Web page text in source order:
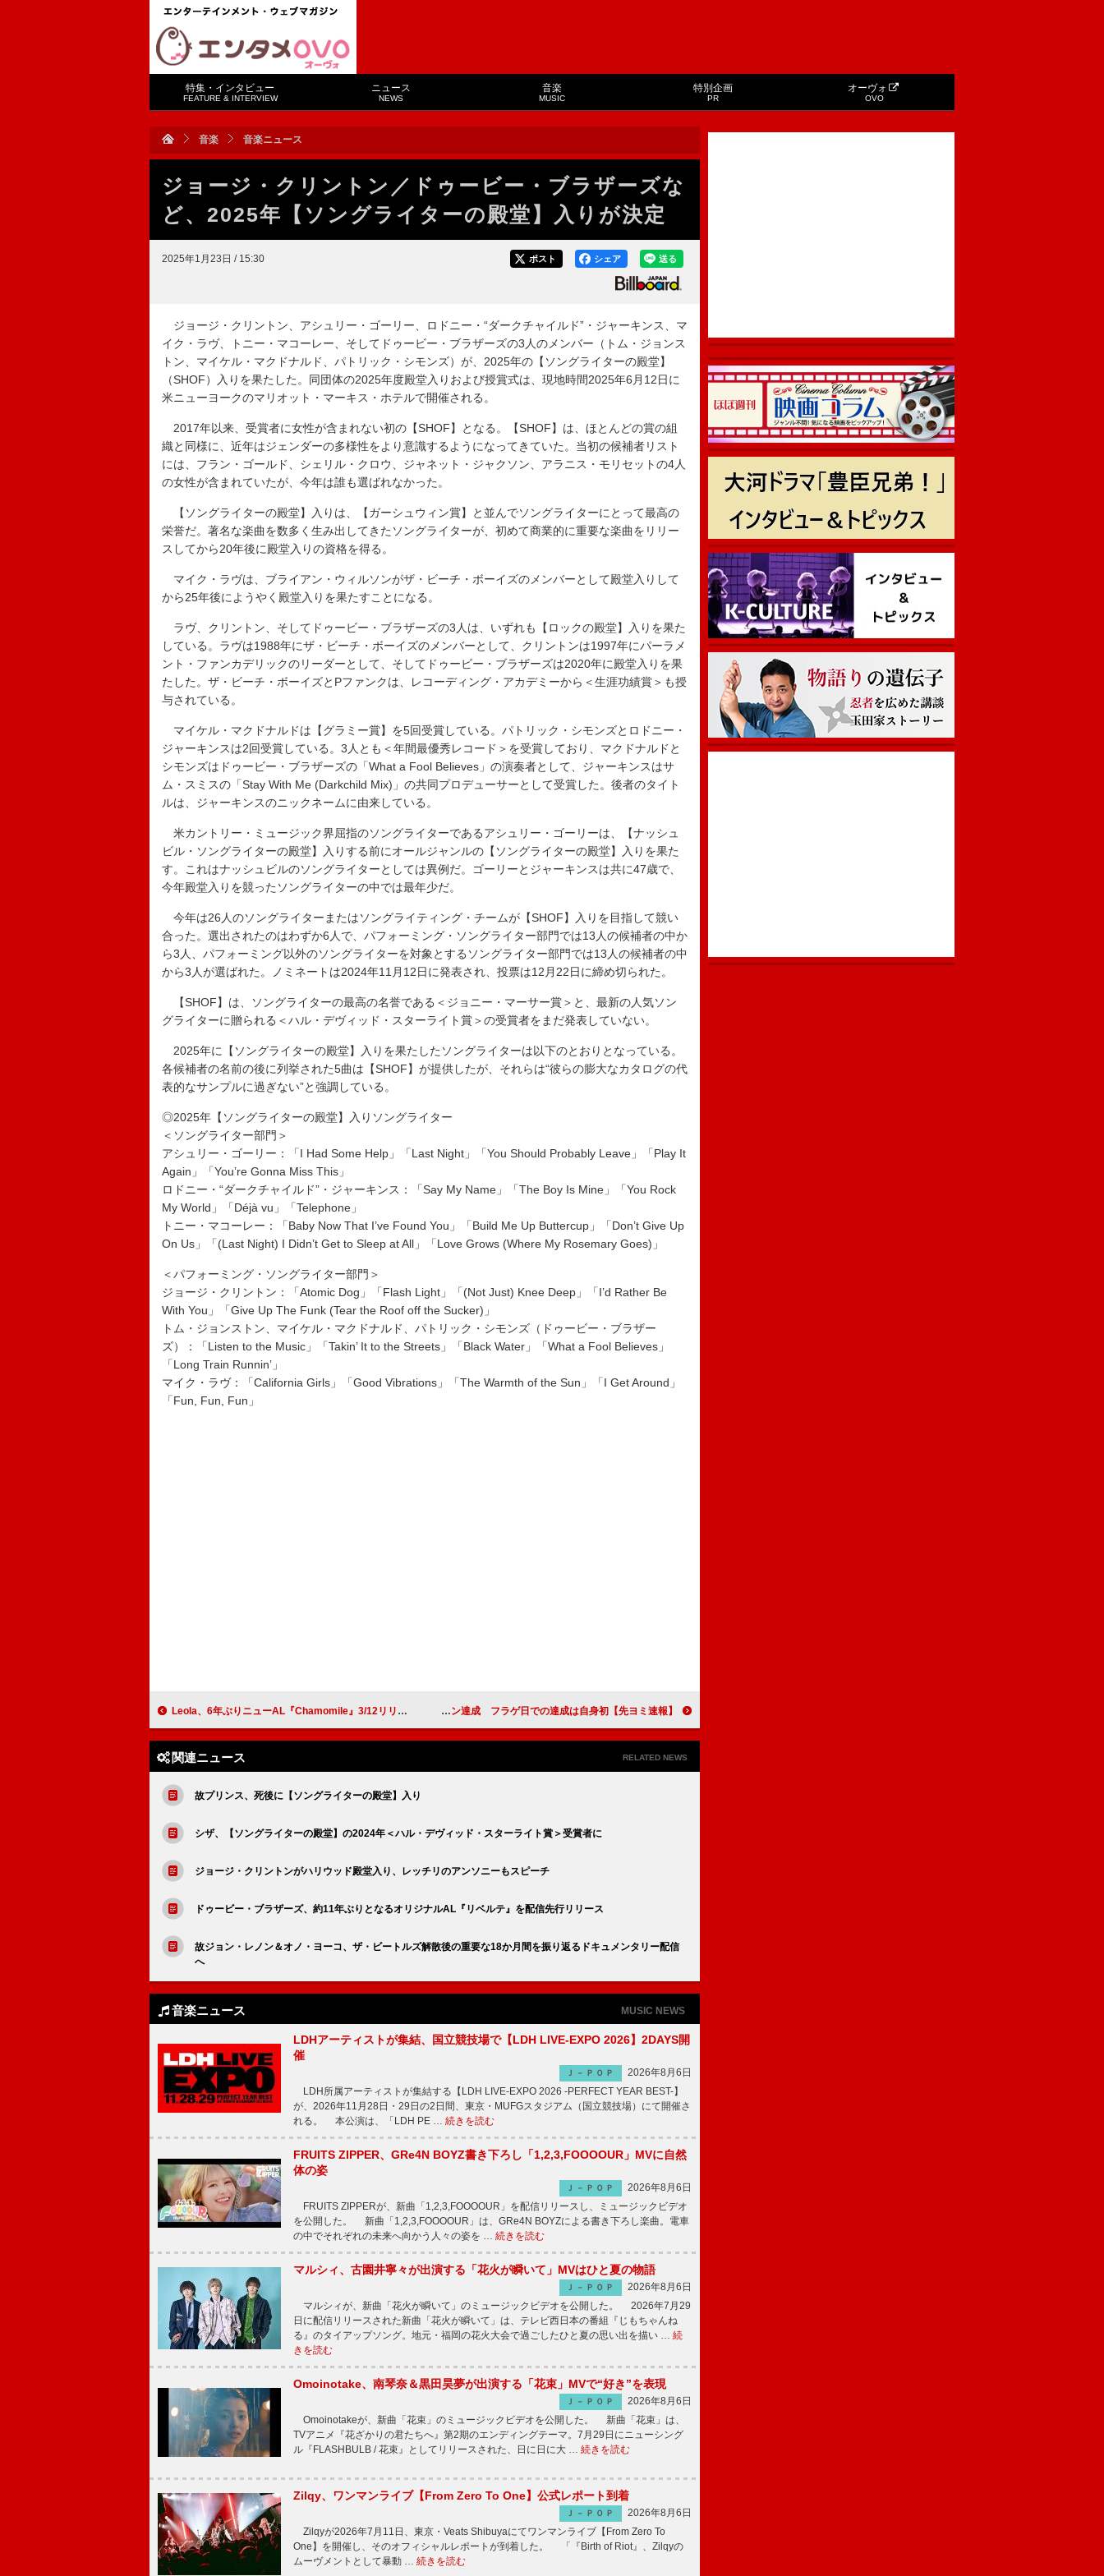
特集・インタビュー
FEATURE & INTERVIEW
ニュース
NEWS
音楽
MUSIC
特別企画
PR
オーヴォ
OVO
音楽 音楽ニュース
ジョージ・クリントン／ドゥービー・ブラザーズな
ど、2025年【ソングライターの殿堂】入りが決定
2025年1月23日 / 15:30 送る
シェア
ポスト
ジョージ・クリントン、アシュリー・ゴーリー、ロドニー・“ダークチャイルド”・ジャーキンス、マ
イク・ラヴ、トニー・マコーレー、そしてドゥービー・ブラザーズの3人のメンバー（トム・ジョンス
トン、マイケル・マクドナルド、パトリック・シモンズ）が、2025年の【ソングライターの殿堂】
（SHOF）入りを果たした。同団体の2025年度殿堂入りおよび授賞式は、現地時間2025年6月12日に
米ニューヨークのマリオット・マーキス・ホテルで開催される。
2017年以来、受賞者に女性が含まれない初の【SHOF】となる。【SHOF】は、ほとんどの賞の組
織と同様に、近年はジェンダーの多様性をより意識するようになってきていた。当初の候補者リスト
には、フラン・ゴールド、シェリル・クロウ、ジャネット・ジャクソン、アラニス・モリセットの4人
の女性が含まれていたが、今年は誰も選ばれなかった。
【ソングライターの殿堂】入りは、【ガーシュウィン賞】と並んでソングライターにとって最高の
栄誉だ。著名な楽曲を数多く生み出してきたソングライターが、初めて商業的に重要な楽曲をリリー
スしてから20年後に殿堂入りの資格を得る。
マイク・ラヴは、ブライアン・ウィルソンがザ・ビーチ・ボーイズのメンバーとして殿堂入りして
から25年後にようやく殿堂入りを果たすことになる。
ラヴ、クリントン、そしてドゥービー・ブラザーズの3人は、いずれも【ロックの殿堂】入りを果た
している。ラヴは1988年にザ・ビーチ・ボーイズのメンバーとして、クリントンは1997年にパーラメ
ント・ファンカデリックのリーダーとして、そしてドゥービー・ブラザーズは2020年に殿堂入りを果
たした。ザ・ビーチ・ボーイズとPファンクは、レコーディング・アカデミーから＜生涯功績賞＞も授
与されている。
マイケル・マクドナルドは【グラミー賞】を5回受賞している。パトリック・シモンズとロドニー・
ジャーキンスは2回受賞している。3人とも＜年間最優秀レコード＞を受賞しており、マクドナルドと
シモンズはドゥービー・ブラザーズの「What a Fool Believes」の演奏者として、ジャーキンスはサ
ム・スミスの「Stay With Me (Darkchild Mix)」の共同プロデューサーとして受賞した。後者のタイト
ルは、ジャーキンスのニックネームに由来している。
米カントリー・ミュージック界屈指のソングライターであるアシュリー・ゴーリーは、【ナッシュ
ビル・ソングライターの殿堂】入りする前にオールジャンルの【ソングライターの殿堂】入りを果た
す。これはナッシュビルのソングライターとしては異例だ。ゴーリーとジャーキンスは共に47歳で、
今年殿堂入りを競ったソングライターの中では最年少だ。
今年は26人のソングライターまたはソングライティング・チームが【SHOF】入りを目指して競い
合った。選出されたのはわずか6人で、パフォーミング・ソングライター部門では13人の候補者の中か
ら3人、パフォーミング以外のソングライターを対象とするソングライター部門では13人の候補者の中
から3人が選ばれた。ノミネートは2024年11月12日に発表され、投票は12月22日に締め切られた。
【SHOF】は、ソングライターの最高の名誉である＜ジョニー・マーサー賞＞と、最新の人気ソン
グライターに贈られる＜ハル・デヴィッド・スターライト賞＞の受賞者をまだ発表していない。
2025年に【ソングライターの殿堂】入りを果たしたソングライターは以下のとおりとなっている。
各候補者の名前の後に列挙された5曲は【SHOF】が提供したが、それらは“彼らの膨大なカタログの代
表的なサンプルに過ぎない”と強調している。
◎2025年【ソングライターの殿堂】入りソングライター
＜ソングライター部門＞
アシュリー・ゴーリー：「I Had Some Help」「Last Night」「You Should Probably Leave」「Play It
Again」「You’re Gonna Miss This」
ロドニー・“ダークチャイルド”・ジャーキンス：「Say My Name」「The Boy Is Mine」「You Rock
My World」「Déjà vu」「Telephone」
トニー・マコーレー：「Baby Now That I’ve Found You」「Build Me Up Buttercup」「Don’t Give Up
On Us」「(Last Night) I Didn’t Get to Sleep at All」「Love Grows (Where My Rosemary Goes)」
＜パフォーミング・ソングライター部門＞
ジョージ・クリントン：「Atomic Dog」「Flash Light」「(Not Just) Knee Deep」「I’d Rather Be
With You」「Give Up The Funk (Tear the Roof off the Sucker)」
トム・ジョンストン、マイケル・マクドナルド、パトリック・シモンズ（ドゥービー・ブラザー
ズ）：「Listen to the Music」「Takin’ It to the Streets」「Black Water」「What a Fool Believes」
「Long Train Runnin’」
マイク・ラヴ：「California Girls」「Good Vibrations」「The Warmth of the Sun」「I Get Around」
「Fun, Fun, Fun」
Leola、6年ぶりニューAL『Chamomile』3/12リリース決定 【先ヨミ速報】Snow Man『THE BEST 2020 – 2025』で3作目の初週ミリオン達成 フラゲ日での達成は自身初
関連ニュース RELATED NEWS
故プリンス、死後に【ソングライターの殿堂】入り
シザ、【ソングライターの殿堂】の2024年＜ハル・デヴィッド・スターライト賞＞受賞者に
ジョージ・クリントンがハリウッド殿堂入り、レッチリのアンソニーもスピーチ
ドゥービー・ブラザーズ、約11年ぶりとなるオリジナルAL『リベルテ』を配信先行リリース
故ジョン・レノン＆オノ・ヨーコ、ザ・ビートルズ解散後の重要な18か月間を振り返るドキュメンタリー配信
へ
音楽ニュース MUSIC NEWS
LDHアーティストが集結、国立競技場で【LDH LIVE-EXPO 2026】2DAYS開
催
Ｊ－ＰＯＰ
2026年8月6日
LDH所属アーティストが集結する【LDH LIVE-EXPO 2026 -PERFECT YEAR BEST-】
が、2026年11月28日・29日の2日間、東京・MUFGスタジアム（国立競技場）にて開催さ
れる。 本公演は、「LDH PE … 続きを読む
FRUITS ZIPPER、GRe4N BOYZ書き下ろし「1,2,3,FOOOOUR」MVに自然
体の姿
Ｊ－ＰＯＰ
2026年8月6日
FRUITS ZIPPERが、新曲「1,2,3,FOOOOUR」を配信リリースし、ミュージックビデオ
を公開した。 新曲「1,2,3,FOOOOUR」は、GRe4N BOYZによる書き下ろし楽曲。電車
の中でそれぞれの未来へ向かう人々の姿を … 続きを読む
マルシィ、古園井寧々が出演する「花火が瞬いて」MVはひと夏の物語
Ｊ－ＰＯＰ
2026年8月6日
マルシィが、新曲「花火が瞬いて」のミュージックビデオを公開した。 2026年7月29
日に配信リリースされた新曲「花火が瞬いて」は、テレビ西日本の番組『じもちゃんね
る』のタイアップソング。地元・福岡の花火大会で過ごしたひと夏の思い出を描い … 続
きを読む
Omoinotake、南琴奈＆黒田昊夢が出演する「花束」MVで“好き”を表現
Ｊ－ＰＯＰ
2026年8月6日
Omoinotakeが、新曲「花束」のミュージックビデオを公開した。 新曲「花束」は、
TVアニメ『花ざかりの君たちへ』第2期のエンディングテーマ。7月29日にニューシング
ル『FLASHBULB / 花束』としてリリースされた、日に日に大 … 続きを読む
Zilqy、ワンマンライブ【From Zero To One】公式レポート到着
Ｊ－ＰＯＰ
2026年8月6日
Zilqyが2026年7月11日、東京・Veats Shibuyaにてワンマンライブ【From Zero To
One】を開催し、そのオフィシャルレポートが到着した。 「『Birth of Riot』、Zilqyの
ムーヴメントとして暴動 … 続きを読む